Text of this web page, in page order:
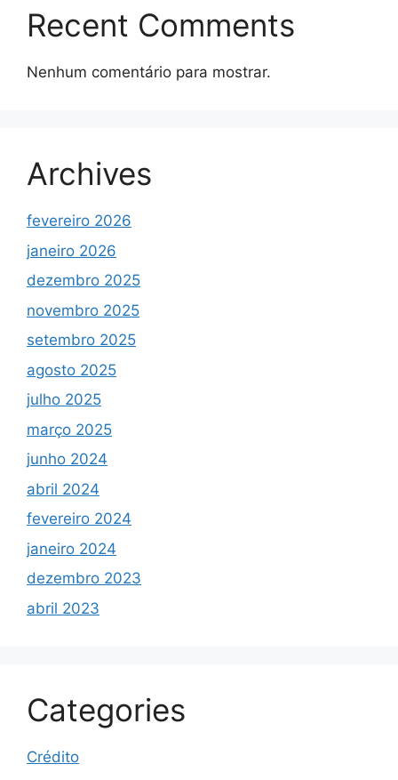
Recent Comments
Nenhum comentário para mostrar.
Archives
fevereiro 2026
janeiro 2026
dezembro 2025
novembro 2025
setembro 2025
agosto 2025
julho 2025
março 2025
junho 2024
abril 2024
fevereiro 2024
janeiro 2024
dezembro 2023
abril 2023
Categories
Crédito